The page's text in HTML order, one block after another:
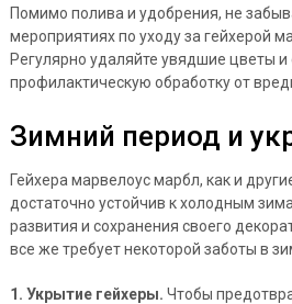
Помимо полива и удобрения, не
мероприятиях по уходу за гейхерой
Регулярно удаляйте увядшие цветы и
профилактическую обработку от
Зимний период и
Гейхера марвелоус марбл, как и
достаточно устойчив к холодным
развития и сохранения своего
все же требует некоторой заботы в
1. Укрытие гейхеры. Чтобы